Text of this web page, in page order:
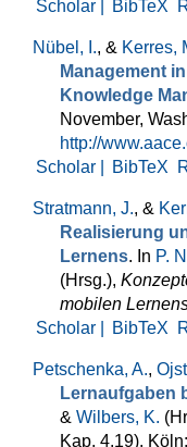
Scholar |
BibTeX
Nübel, I., & Kerres,
Management
Knowledge
November,
http://
Scholar |
BibTeX
Stratmann, J., &
Realisierung
Lernens. In P.
(Hrsg.),
mobilen
Scholar |
BibTeX
Petschenka, A.,
Lernaufgaben
& Wilbers, K.
Kap. 4.19).